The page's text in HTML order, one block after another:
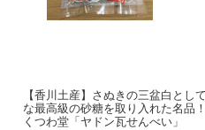
【香川土産】さぬきの三盆白とし
な最高級の砂糖を取り入れた名品
くつわ堂「ヤドン瓦せんべい」